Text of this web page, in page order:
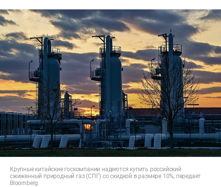
Крупные китайские госкомпании надеются купить российский
сжиженный природный газ (СПГ) со скидкой в размере 10%, передает
Bloomberg